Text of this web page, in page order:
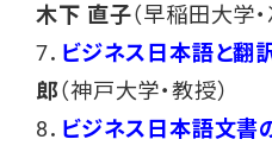
木下 直子（早稲田大学・
7． ビジネス日本語と翻
郎（神戸大学・教授）
8． ビジネス日本語文書